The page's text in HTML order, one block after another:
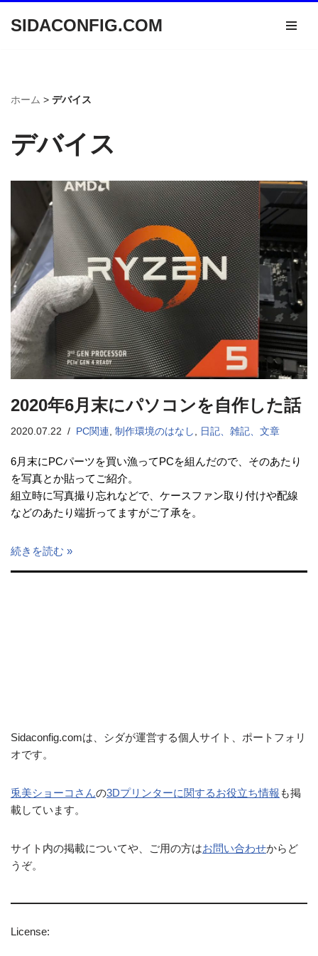
ツ
ス
キ
SIDACONFIG.COM
ホーム > デバイス
デバイス
2020年6月末にパソコンを自作した話
2020.07.22 PC関連 制作環境のはなし 日記、雑記、文章
6月末にPCパーツを買い漁ってPCを組んだので、そのあたり
を写真とか貼ってご紹介。
組立時に写真撮り忘れなどで、ケースファン取り付けや配線
などのあたり端折ってますがご了承を。
続きを読む »
Sidaconfig.comは、シダが運営する個人サイト、ポートフォリ
オです。
兎美ショーコさんの3Dプリンターに関するお役立ち情報 も掲
載しています。
サイト内の掲載についてや、ご用の方はお問い合わせからど
うぞ。
License: